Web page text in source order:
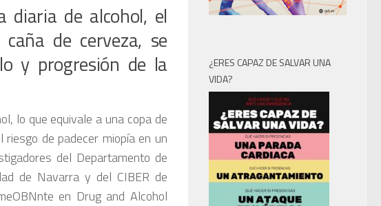
de alcohol, el
de cerveza, se
y progresión de la
lo que equivale a una copa de
de padecer miopía en un
del Departamento de
de Navarra y del CIBER de
en Drug and Alcohol
¿ERES CAPAZ DE SALVAR UNA
VIDA?